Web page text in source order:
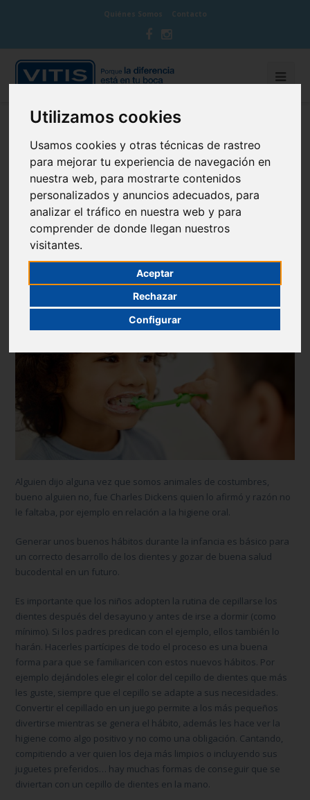
Utilizamos cookies
Usamos cookies y otras técnicas de rastreo
para mejorar tu experiencia de navegación en
nuestra web, para mostrarte contenidos
personalizados y anuncios adecuados, para
analizar el tráfico en nuestra web y para
comprender de donde llegan nuestros
visitantes.
Aceptar
Rechazar
Configurar
Quiénes Somos Contacto
BLOG CUIDA TU BOCA
La higiene dental, un juego de niños
5 de September de 2016
Alguien dijo alguna vez que somos animales de costumbres,
bueno alguien no, fue Charles Dickens quien lo afirmó y razón no
le faltaba, por ejemplo en relación a la higiene oral.
Generar unos buenos hábitos durante la infancia es básico para
un correcto desarrollo de los dientes y gozar de buena salud
bucodental en un futuro.
Es importante que los niños adopten la rutina de cepillarse los
dientes después del desayuno y antes de irse a dormir (como
mínimo). Si los padres predican con el ejemplo, ellos también lo
harán. Hacerles partícipes de todo el proceso es una buena
forma para que se familiaricen con estos nuevos hábitos. Por
ejemplo dejándoles elegir el color del cepillo de dientes que más
les guste, siempre que el cepillo se adapte a sus necesidades.
Convertir el cepillado en un juego permite a los más pequeños
divertirse mientras se genera el hábito, además les hace ver la
higiene como algo positivo y no como una obligación. Cantando,
compitiendo a ver quien los deja más limpios o incluyendo sus
juguetes preferidos… hay muchas formas de conseguir que se
diviertan con un cepillo de dientes en la mano.